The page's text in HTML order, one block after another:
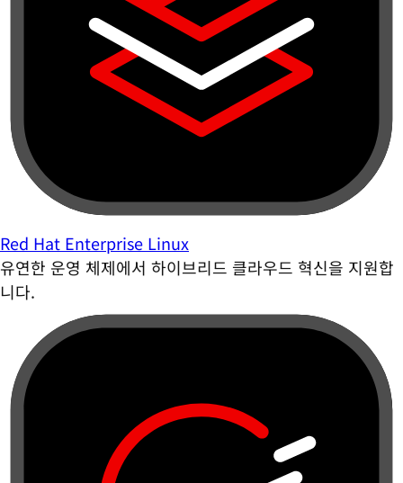
Red Hat Enterprise Linux
유연한 운영 체제에서 하이브리드 클라우드 혁신을 지원합
니다.